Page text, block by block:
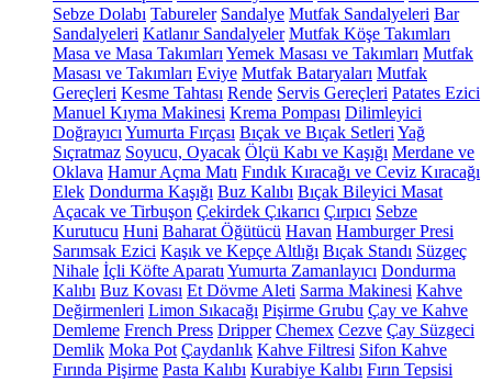
Sebze Dolabı Tabureler Sandalye Mutfak Sandalyeleri Bar
Sandalyeleri Katlanır Sandalyeler Mutfak Köşe Takımları
Masa ve Masa Takımları Yemek Masası ve Takımları Mutfak
Masası ve Takımları Eviye Mutfak Bataryaları Mutfak
Gereçleri Kesme Tahtası Rende Servis Gereçleri Patates Ezici
Manuel Kıyma Makinesi Krema Pompası Dilimleyici
Doğrayıcı Yumurta Fırçası Bıçak ve Bıçak Setleri Yağ
Sıçratmaz Soyucu, Oyacak Ölçü Kabı ve Kaşığı Merdane ve
Oklava Hamur Açma Matı Fındık Kıracağı ve Ceviz Kıracağı
Elek Dondurma Kaşığı Buz Kalıbı Bıçak Bileyici Masat
Açacak ve Tirbuşon Çekirdek Çıkarıcı Çırpıcı Sebze
Kurutucu Huni Baharat Öğütücü Havan Hamburger Presi
Sarımsak Ezici Kaşık ve Kepçe Altlığı Bıçak Standı Süzgeç
Nihale İçli Köfte Aparatı Yumurta Zamanlayıcı Dondurma
Kalıbı Buz Kovası Et Dövme Aleti Sarma Makinesi Kahve
Değirmenleri Limon Sıkacağı Pişirme Grubu Çay ve Kahve
Demleme French Press Dripper Chemex Cezve Çay Süzgeci
Demlik Moka Pot Çaydanlık Kahve Filtresi Sifon Kahve
Fırında Pişirme Pasta Kalıbı Kurabiye Kalıbı Fırın Tepsisi